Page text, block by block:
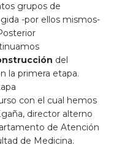
grupos de
-por ellos mismos-
del
la primera etapa.
con el cual hemos
director alterno
de Atención
de Medicina.